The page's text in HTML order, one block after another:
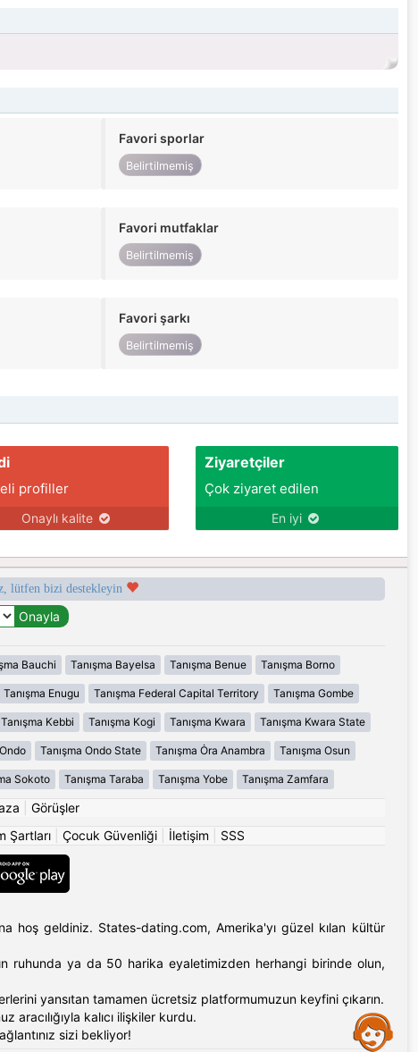
Favori sporlar
Belirtilmemiş
Favori mutfaklar
Belirtilmemiş
Favori şarkı
Belirtilmemiş
profiller
Onaylı kalite
Ziyaretçiler
Çok ziyaret edilen
En iyi
lütfen bizi destekleyin
Bauchi Tanışma Bayelsa Tanışma Benue Tanışma Borno
Tanışma Enugu Tanışma Federal Capital Territory Tanışma Gombe
Tanışma Kebbi Tanışma Kogi Tanışma Kwara Tanışma Kwara State
Tanışma Ondo State Tanışma Ȯra Anambra Tanışma Osun
Sokoto Tanışma Taraba Tanışma Yobe Tanışma Zamfara
Görüşler
Şartları Çocuk Güvenliği İletişim SSS
hoş geldiniz. States-dating.com, Amerika'yı güzel kılan kültür
ruhunda ya da 50 harika eyaletimizden herhangi birinde olun,
yansıtan tamamen ücretsiz platformumuzun keyfini çıkarın.
kalıcı ilişkiler kurdu.
sizi bekliyor!
Assistance